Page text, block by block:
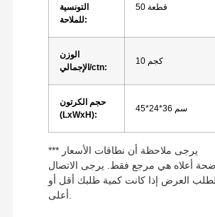
التونسية
للملاحة:
50 قطعة
الوزن
الإجمالي/ctn:
10 كجم
حجم الكرتون
(LxWxH):
45*24*36 سم
*** يرجى ملاحظة أن نطاقات الأسعار
أعلاه هي مرجع فقط. يرجى الاتصال
لطلب العرض إذا كانت كمية طلبك أقل أو